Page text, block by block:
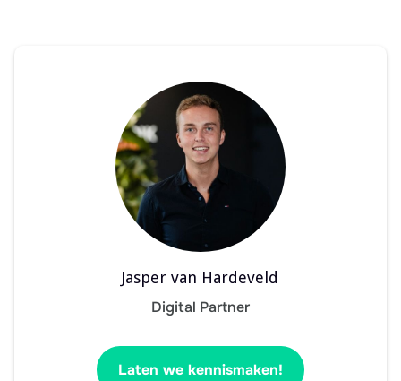
Jasper van Hardeveld
Digital Partner
Laten we kennismaken!